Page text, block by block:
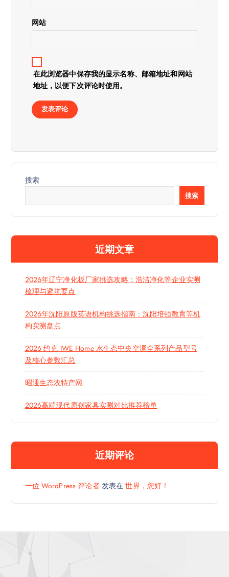
网站
在此浏览器中保存我的显示名称、邮箱地址和网站
地址，以便下次评论时使用。
搜索
搜索
近期文章
2026年辽宁净化板厂家挑选攻略：浩洁净化等企业实测
梳理与避坑要点
2026年沈阳原版英语机构挑选指南：沈阳培顿教育等机
构实测盘点
2026 约克 IWE Home 水生态中央空调全系列产品型号
及核心参数汇总
昭通生态农特产网
2026高端现代原创家具实测对比推荐榜单
近期评论
一位 WordPress 评论者发表在世界，您好！